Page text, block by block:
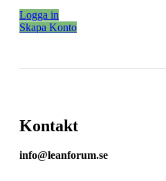
Logga in
Skapa Konto
Kontakt
info@leanforum.se